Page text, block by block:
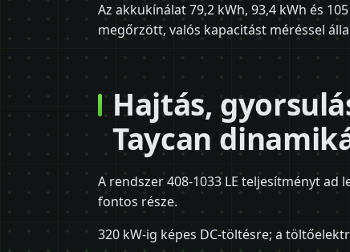
Az akkukínálat 79,2 kWh, 93,4 kWh és
megőrzött, valós kapacitást méréssel
Hajtás,
Taycan
A rendszer 408-1033 LE teljesítményt
fontos része.
320 kW-ig képes DC-töltésre; a